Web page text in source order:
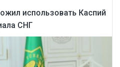
использовать Каспий
СНГ